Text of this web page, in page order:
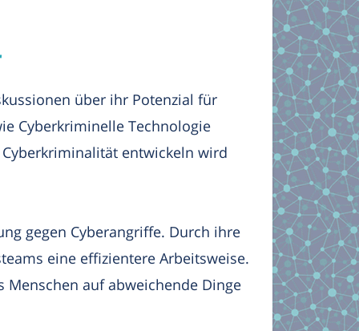
über ihr Potenzial für
Cyberkriminelle Technologie
entwickeln wird
gegen Cyberangriffe. Durch ihre
eine effizientere Arbeitsweise.
auf abweichende Dinge